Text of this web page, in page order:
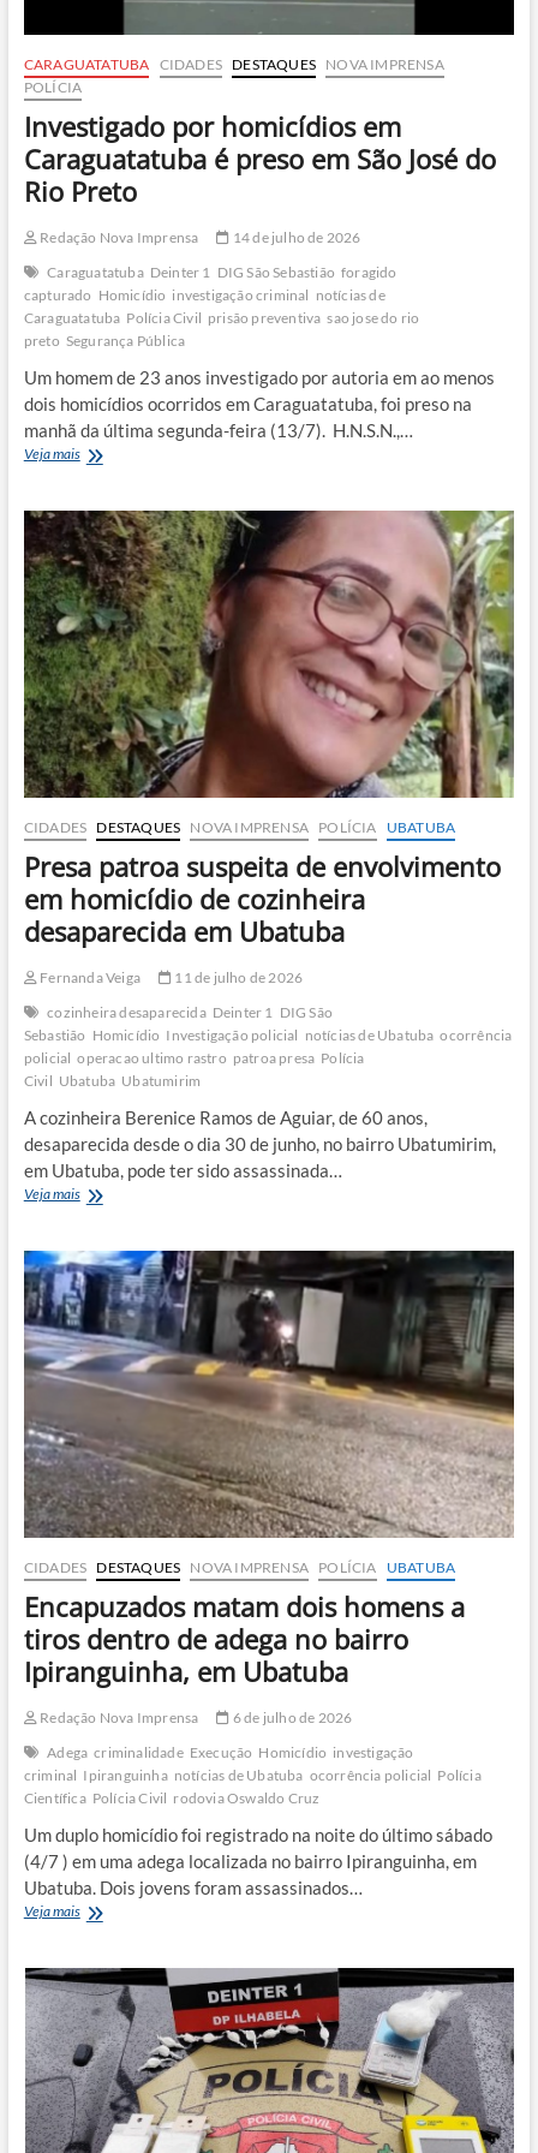
CARAGUATATUBA CIDADES DESTAQUES
NOVA IMPRENSA
POLÍCIA
Investigado por homicídios em
Caraguatatuba é preso em São José do
Rio Preto
Redação Nova Imprensa
14 de julho de 2026
Caraguatatuba Deinter 1 DIG São Sebastião foragido
capturado Homicídio investigação criminal notícias de
Caraguatatuba Polícia Civil prisão preventiva sao jose do rio
preto Segurança Pública
Um homem de 23 anos investigado por autoria em ao menos
dois homicídios ocorridos em Caraguatatuba, foi preso na
manhã da última segunda-feira (13/7). H.N.S.N.,…
Veja maisInvestigado
em
Caraguatatuba
é
preso
em
São
José
do
Rio
Preto
CIDADES DESTAQUES NOVA IMPRENSA POLÍCIA UBATUBA
Presa patroa suspeita de envolvimento
em homicídio de cozinheira
desaparecida em Ubatuba
Fernanda Veiga
11 de julho de 2026
cozinheira desaparecida Deinter 1 DIG São
Sebastião Homicídio Investigação policial notícias de Ubatuba ocorrência
policial operacao ultimo rastro patroa presa Polícia
Civil Ubatuba Ubatumirim
A cozinheira Berenice Ramos de Aguiar, de 60 anos,
desaparecida desde o dia 30 de junho, no bairro Ubatumirim,
em Ubatuba, pode ter sido assassinada…
Veja maisPresa
de
envolvimento
em
homicídio
de
cozinheira
desaparecida
Ubatuba
CIDADES DESTAQUES NOVA IMPRENSA POLÍCIA UBATUBA
Encapuzados matam dois homens a
tiros dentro de adega no bairro
Ipiranguinha, em Ubatuba
Redação Nova Imprensa
6 de julho de 2026
Adega criminalidade Execução Homicídio investigação
criminal Ipiranguinha notícias de Ubatuba ocorrência policial Polícia
Científica Polícia Civil rodovia Oswaldo Cruz
Um duplo homicídio foi registrado na noite do último sábado
(4/7 ) em uma adega localizada no bairro Ipiranguinha, em
Ubatuba. Dois jovens foram assassinados…
Veja maisEncapuzados
homens
a
tiros
dentro
de
adega
no
bairro
Ipiranguinha,